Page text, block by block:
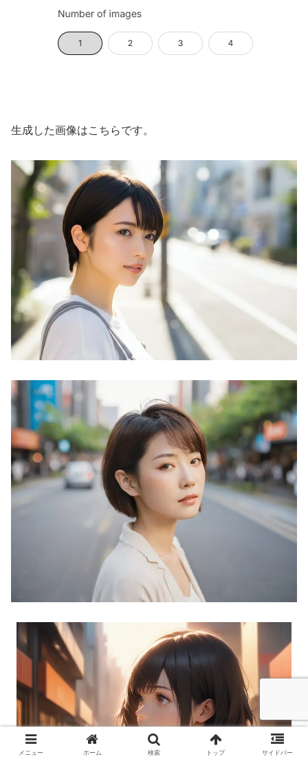
生成した画像はこちらです。
メニュー ホーム 検索 トップ サイドバー